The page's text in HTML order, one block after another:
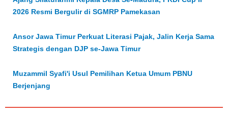
2026 Resmi Bergulir di SGMRP Pamekasan
Ansor Jawa Timur Perkuat Literasi Pajak, Jalin Kerja Sama
Strategis dengan DJP se-Jawa Timur
Muzammil Syafi'i Usul Pemilihan Ketua Umum PBNU
Berjenjang